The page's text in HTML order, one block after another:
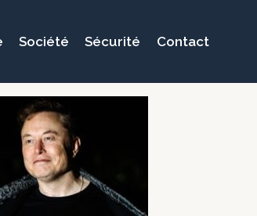
Société Sécurité Contact